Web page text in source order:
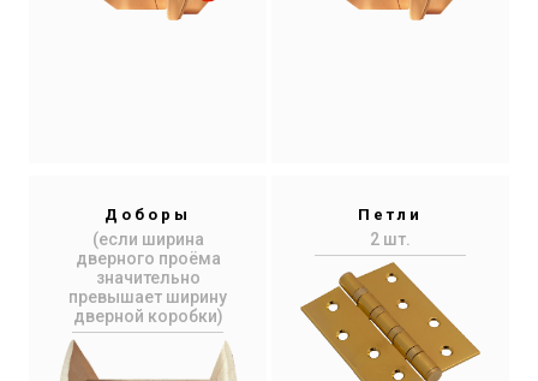
Доборы
(если ширина
дверного проёма
значительно
превышает ширину
дверной коробки)
Петли
2 шт.